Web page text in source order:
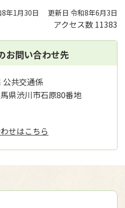
年1月30日 更新日 令和8年6月3日
アクセス数 11383
お問い合わせ先
公共交通係
県渋川市石原80番地
せはこちら